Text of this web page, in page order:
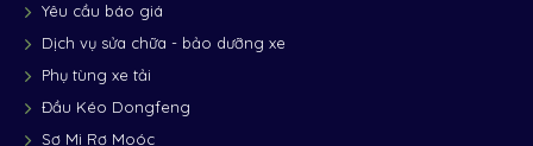
Yêu cầu báo giá
Dịch vụ sửa chữa - bảo dưỡng xe
Phụ tùng xe tải
Đầu Kéo Dongfeng
Sơ Mi Rơ Moóc